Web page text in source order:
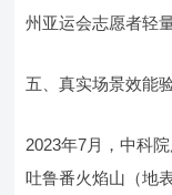
州亚运会志愿者轻
五、真实场景效能
2023年7月，中科
吐鲁番火焰山（地